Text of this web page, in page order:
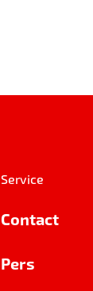
Service
Contact
Pers